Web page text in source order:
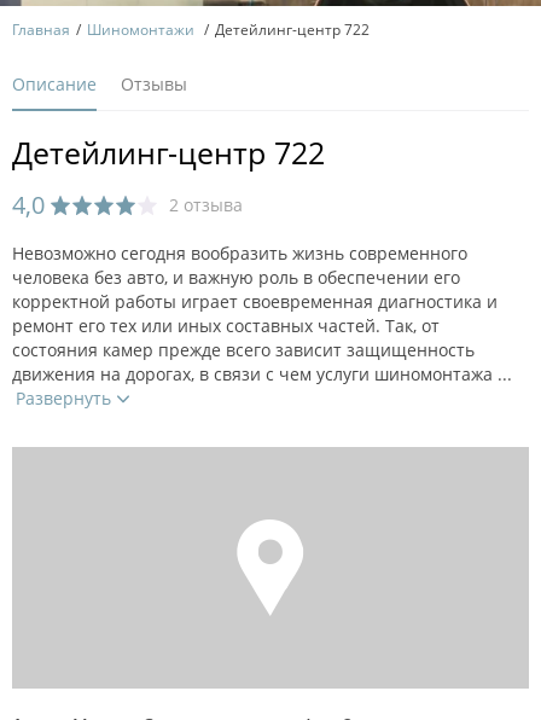
Главная Шиномонтажи Детейлинг-центр 722
Описание Отзывы
Детейлинг-центр 722
4,0 2 отзыва
Невозможно сегодня вообразить жизнь современного
человека без авто, и важную роль в обеспечении его
корректной работы играет своевременная диагностика и
ремонт его тех или иных составных частей. Так, от
состояния камер прежде всего зависит защищенность
движения на дорогах, в связи с чем услуги шиномонтажа ...
Развернуть